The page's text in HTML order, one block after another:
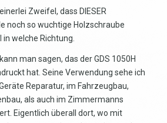
Zweifel, dass DIESER
noch so wuchtige Holzschraube
welche Richtung.
man sagen, das der GDS 1050H
hat. Seine Verwendung sehe ich
Reparatur, im Fahrzeugbau,
als auch im Zimmermanns
Eigentlich überall dort, wo mit